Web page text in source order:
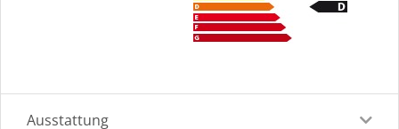
Ausstattung